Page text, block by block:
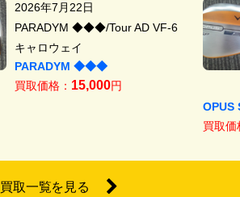
2026年7月22日
PARADYM ◆◆◆/Tour AD VF-6
キャロウェイ
PARADYM ◆◆◆
買取価格： 15,000円
OPUS
買取価
買取一覧を見る